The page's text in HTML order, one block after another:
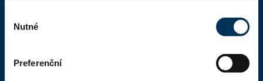
souhlasu
Nutné
Preferenční
Dokumenty a formuláře